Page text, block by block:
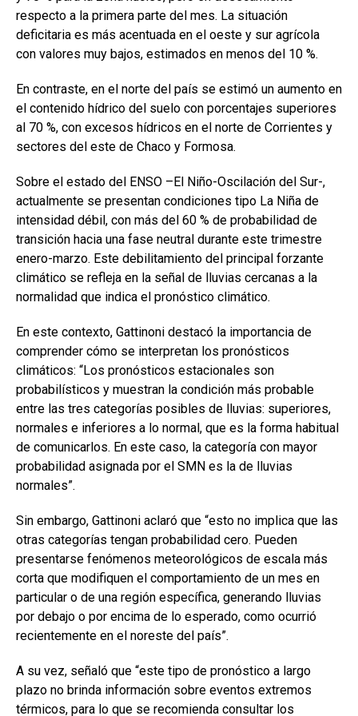
respecto a la primera parte del mes. La situación
deficitaria es más acentuada en el oeste y sur agrícola
con valores muy bajos, estimados en menos del 10 %.
En contraste, en el norte del país se estimó un aumento en
el contenido hídrico del suelo con porcentajes superiores
al 70 %, con excesos hídricos en el norte de Corrientes y
sectores del este de Chaco y Formosa.
Sobre el estado del ENSO –El Niño-Oscilación del Sur-,
actualmente se presentan condiciones tipo La Niña de
intensidad débil, con más del 60 % de probabilidad de
transición hacia una fase neutral durante este trimestre
enero-marzo. Este debilitamiento del principal forzante
climático se refleja en la señal de lluvias cercanas a la
normalidad que indica el pronóstico climático.
En este contexto, Gattinoni destacó la importancia de
comprender cómo se interpretan los pronósticos
climáticos: “Los pronósticos estacionales son
probabilísticos y muestran la condición más probable
entre las tres categorías posibles de lluvias: superiores,
normales e inferiores a lo normal, que es la forma habitual
de comunicarlos. En este caso, la categoría con mayor
probabilidad asignada por el SMN es la de lluvias
normales”.
Sin embargo, Gattinoni aclaró que “esto no implica que las
otras categorías tengan probabilidad cero. Pueden
presentarse fenómenos meteorológicos de escala más
corta que modifiquen el comportamiento de un mes en
particular o de una región específica, generando lluvias
por debajo o por encima de lo esperado, como ocurrió
recientemente en el noreste del país”.
A su vez, señaló que “este tipo de pronóstico a largo
plazo no brinda información sobre eventos extremos
térmicos, para lo que se recomienda consultar los